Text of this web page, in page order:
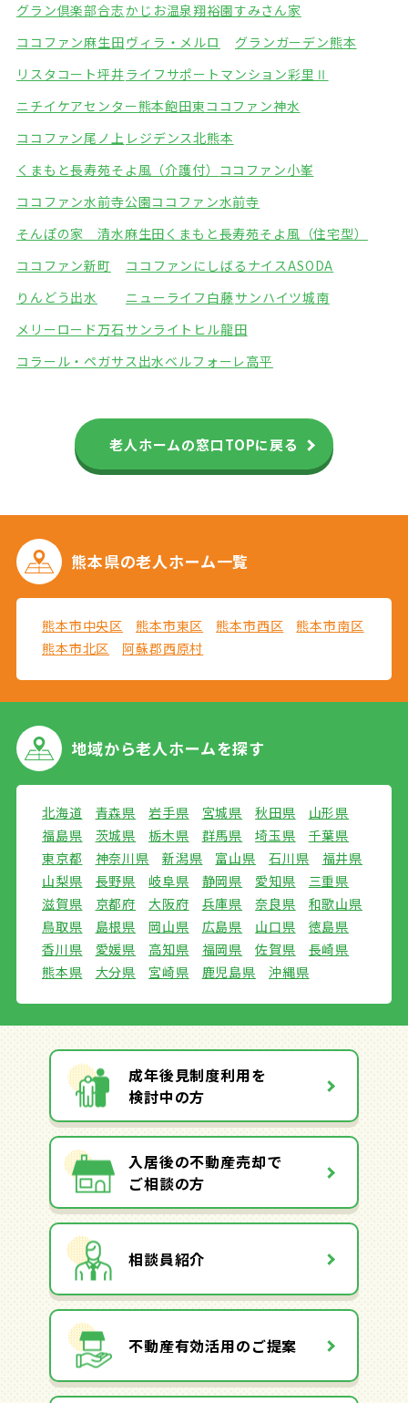
グラン倶楽部合志かじお温泉翔裕園すみさん家
ココファン麻生田ヴィラ・メルロ
グランガーデン熊本
リスタコート坪井ライフサポートマンション彩里Ⅱ
ニチイケアセンター熊本飽田東ココファン神水
ココファン尾ノ上 レジデンス北熊本
くまもと長寿苑そよ風（介護付） ココファン小峯
ココファン水前寺公園ココファン水前寺
そんぽの家 清水麻生田 くまもと長寿苑そよ風（住宅型）
ココファン新町
ココファンにしばる ナイスASODA
りんどう出水
ニューライフ白藤サンハイツ城南
メリーロード万石 サンライトヒル龍田
コラール・ペガサス出水ベルフォーレ高平
老人ホームの窓口TOPに戻る
熊本県の老人ホーム一覧
熊本市中央区 熊本市東区 熊本市西区
熊本市南区
熊本市北区
阿蘇郡西原村
地域から老人ホームを探す
北海道 青森県 岩手県 宮城県 秋田県
山形県
福島県
茨城県 栃木県 群馬県 埼玉県
千葉県
東京都
神奈川県 新潟県 富山県 石川県
福井県
山梨県
長野県 岐阜県 静岡県 愛知県
三重県
滋賀県
京都府 大阪府 兵庫県 奈良県
和歌山県
鳥取県
島根県 岡山県 広島県 山口県
徳島県
香川県
愛媛県 高知県 福岡県 佐賀県
長崎県
熊本県
大分県 宮崎県 鹿児島県 沖縄県
成年後見制度利用を
検討中の方
入居後の不動産売却で
ご相談の方
相談員紹介
不動産有効活用のご提案